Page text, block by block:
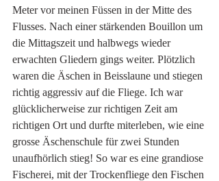
Meter vor meinen Füssen in der Mitte des
Flusses. Nach einer stärkenden Bouillon um
die Mittagszeit und halbwegs wieder
erwachten Gliedern gings weiter. Plötzlich
waren die Äschen in Beisslaune und stiegen
richtig aggressiv auf die Fliege. Ich war
glücklicherweise zur richtigen Zeit am
richtigen Ort und durfte miterleben, wie eine
grosse Äschenschule für zwei Stunden
unaufhörlich stieg! So war es eine grandiose
Fischerei, mit der Trockenfliege den Fischen